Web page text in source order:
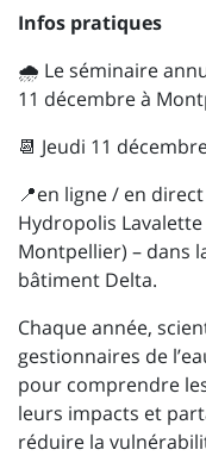
Infos pratiques
🌧️ Le séminaire
11 décembre à
📆 Jeudi 11
📍en ligne / en
Hydropolis Lavalette
Montpellier) – dans
bâtiment Delta.
Chaque année,
gestionnaires de
pour comprendre
leurs impacts et
réduire la